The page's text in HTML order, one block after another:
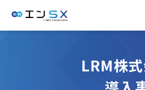
エンSX
サービ
LRM株